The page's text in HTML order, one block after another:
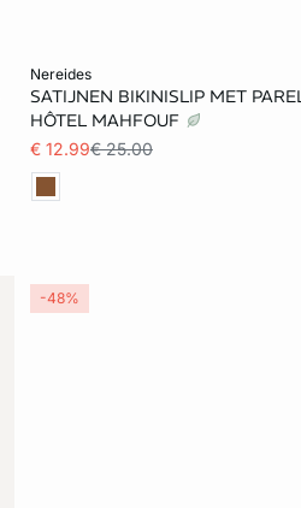
nereides
SATIJNEN BIKINISLIP MET
HÔTEL MAHFOUF
€ 12.99€ 25.00
32 34
-48%